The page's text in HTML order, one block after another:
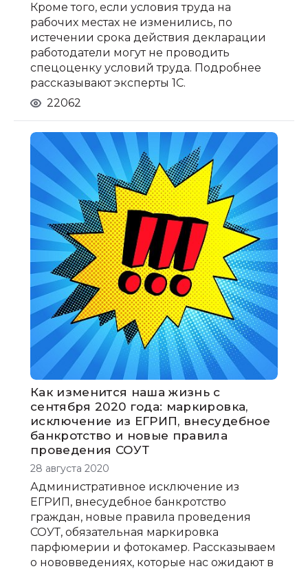
Кроме того, если условия труда на
рабочих местах не изменились, по
истечении срока действия декларации
работодатели могут не проводить
спецоценку условий труда. Подробнее
рассказывают эксперты 1С.
22062
Как изменится наша жизнь с
сентября 2020 года: маркировка,
исключение из ЕГРИП, внесудебное
банкротство и новые правила
проведения СОУТ
28 августа 2020
Административное исключение из
ЕГРИП, внесудебное банкротство
граждан, новые правила проведения
СОУТ, обязательная маркировка
парфюмерии и фотокамер. Рассказываем
о нововведениях, которые нас ожидают в